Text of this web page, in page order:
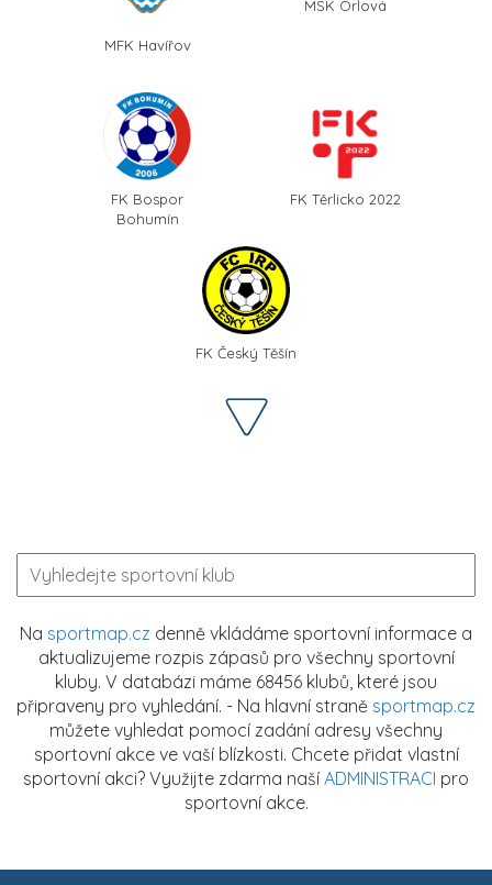
MFK Havířov
MSK Orlová
FK Bospor
Bohumín
FK Těrlicko 2022
FK Český Těšín
Na sportmap.cz denně vkládáme sportovní informace a
aktualizujeme rozpis zápasů pro všechny sportovní
kluby. V databázi máme 68456 klubů, které jsou
připraveny pro vyhledání. - Na hlavní straně sportmap.cz
můžete vyhledat pomocí zadání adresy všechny
sportovní akce ve vaší blízkosti. Chcete přidat vlastní
sportovní akci? Využijte zdarma naší ADMINISTRACI pro
sportovní akce.